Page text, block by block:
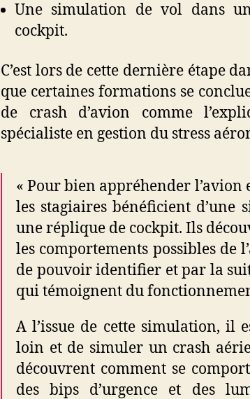
Une simulation de vol dans
cockpit.
C’est lors de cette dernière étape
que certaines formations se
de crash d’avion comme
spécialiste en gestion du stress
« Pour bien appréhender
les stagiaires bénéficient d’une
une réplique de cockpit. Ils
les comportements possibles de
de pouvoir identifier et par la
qui témoignent du
A l’issue de cette simulation, il
loin et de simuler un crash
découvrent comment se
des bips d’urgence et des